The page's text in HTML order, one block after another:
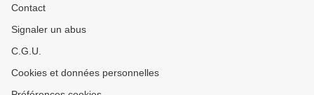
Contact
Signaler un abus
C.G.U.
Cookies et données personnelles